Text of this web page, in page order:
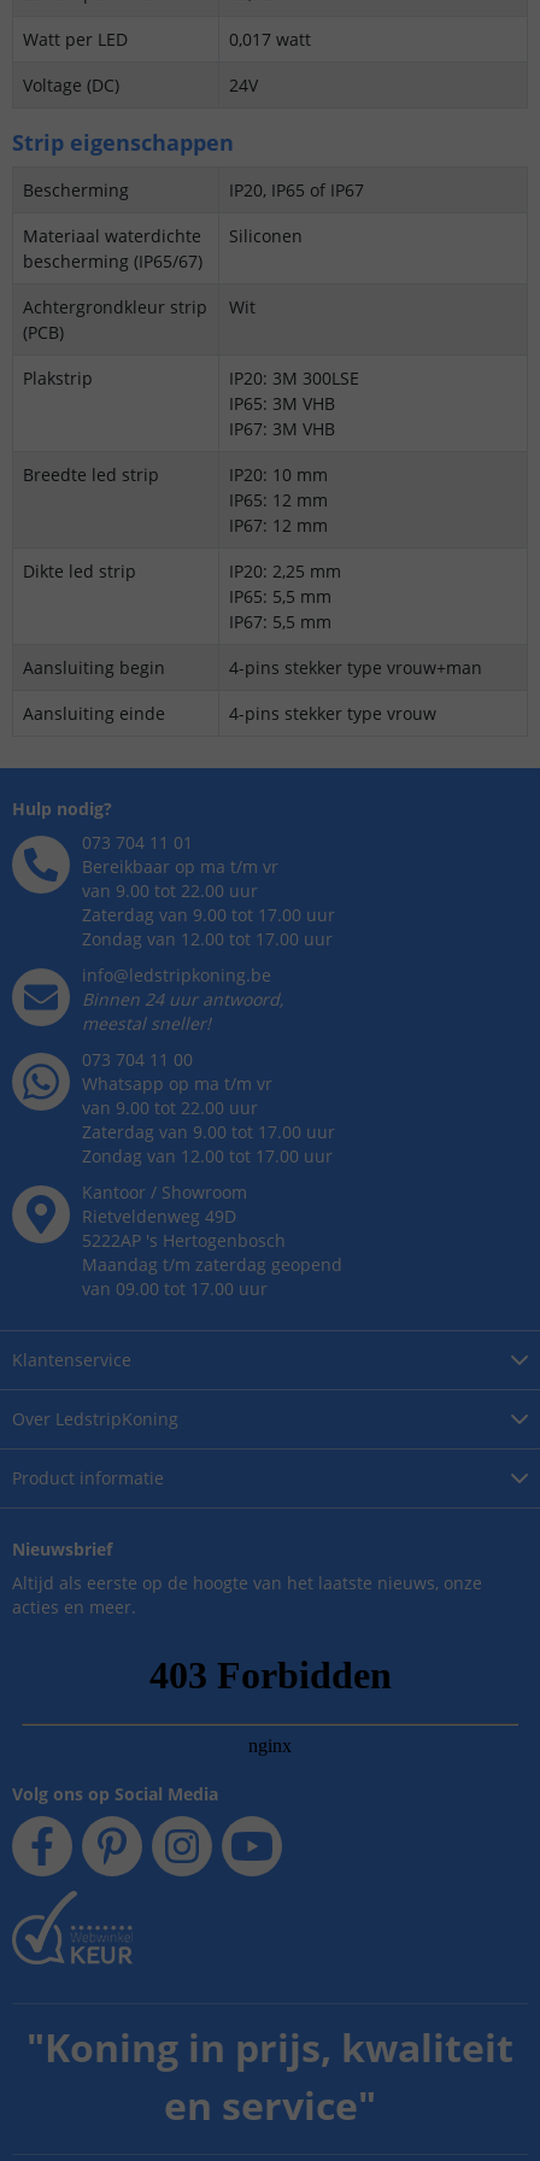
Watt per LED
0,017 watt
Voltage (DC)
24V
Strip eigenschappen
Bescherming
IP20, IP65 of IP67
Materiaal waterdichte
bescherming (IP65/67)
Siliconen
Achtergrondkleur strip
(PCB)
Wit
Plakstrip
IP20: 3M 300LSE
IP65: 3M VHB
IP67: 3M VHB
Breedte led strip
IP20: 10 mm
IP65: 12 mm
IP67: 12 mm
Dikte led strip
IP20: 2,25 mm
IP65: 5,5 mm
IP67: 5,5 mm
Aansluiting begin
4-pins stekker type vrouw+man
Aansluiting einde
4-pins stekker type vrouw
Over LedstripKoning
Product informatie
Klantenservice
Hulp nodig?
073 704 11 01
Bereikbaar op ma t/m vr
van 9.00 tot 22.00 uur
Zaterdag van 9.00 tot 17.00 uur
Zondag van 12.00 tot 17.00 uur
info@ledstripkoning.be
Binnen 24 uur antwoord,
meestal sneller!
073 704 11 00
Whatsapp op ma t/m vr
van 9.00 tot 22.00 uur
Zaterdag van 9.00 tot 17.00 uur
Zondag van 12.00 tot 17.00 uur
Kantoor / Showroom
Rietveldenweg 49D
5222AP 's Hertogenbosch
Maandag t/m zaterdag geopend
van 09.00 tot 17.00 uur
Nieuwsbrief
Altijd als eerste op de hoogte van het laatste nieuws, onze
acties en meer.
Volg ons op Social Media
"Koning in prijs, kwaliteit
en service"